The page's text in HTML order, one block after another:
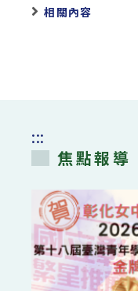
相關內容
:::
焦點報導